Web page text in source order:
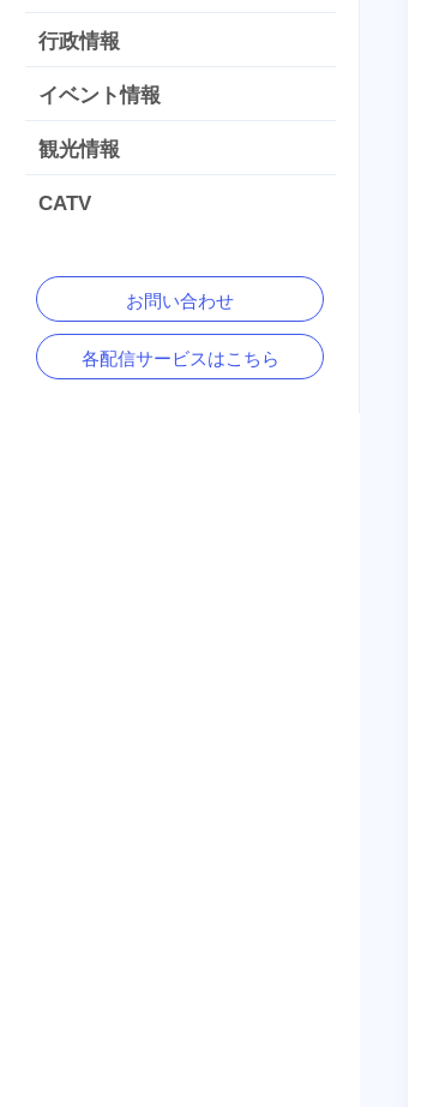
行政情報
イベント情報
観光情報
CATV
お問い合わせ
各配信サービスはこちら